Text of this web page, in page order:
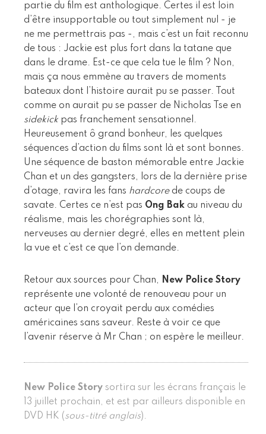
partie du film est anthologique. Certes il est loin
d’être insupportable ou tout simplement nul - je
ne me permettrais pas -, mais c’est un fait reconnu
de tous : Jackie est plus fort dans la tatane que
dans le drame. Est-ce que cela tue le film ? Non,
mais ça nous emmène au travers de moments
bateaux dont l’histoire aurait pu se passer. Tout
comme on aurait pu se passer de Nicholas Tse en
sidekick pas franchement sensationnel.
Heureusement ô grand bonheur, les quelques
séquences d’action du films sont là et sont bonnes.
Une séquence de baston mémorable entre Jackie
Chan et un des gangsters, lors de la dernière prise
d’otage, ravira les fans hardcorede coups de
savate. Certes ce n’est pas Ong Bak au niveau du
réalisme, mais les chorégraphies sont là,
nerveuses au dernier degré, elles en mettent plein
la vue et c’est ce que l’on demande.
Retour aux sources pour Chan,
New Police Story
représente une volonté de renouveau pour un
acteur que l’on croyait perdu aux comédies
américaines sans saveur. Reste à voir ce que
l’avenir réserve à Mr Chan ; on espère le meilleur.
New Police Story sortira sur les écrans français le
13 juillet prochain, et est par ailleurs disponible en
DVD HK (sous-titré anglais).